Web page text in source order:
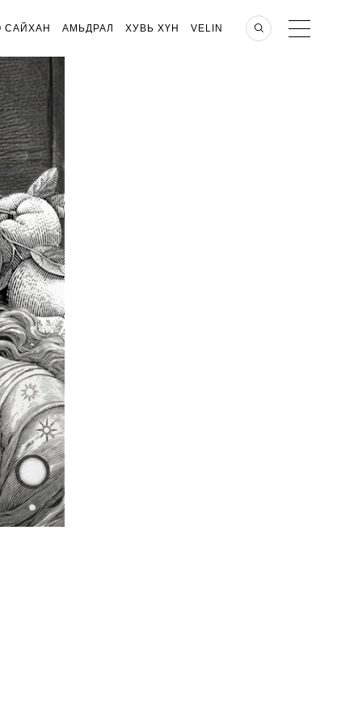
САЙХАН АМЬДРАЛ ХУВЬ ХҮН VELIN